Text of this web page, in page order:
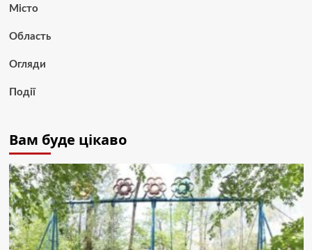
Місто
Область
Огляди
Події
Вам буде цікаво